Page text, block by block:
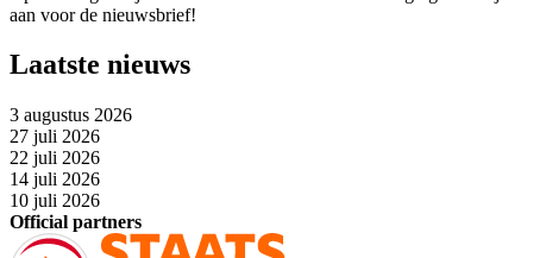
aan voor de nieuwsbrief!
Laatste nieuws
3 augustus 2026
27 juli 2026
22 juli 2026
14 juli 2026
10 juli 2026
Official partners